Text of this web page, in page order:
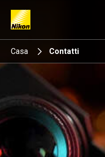
Search keyword(s)
Casa Contatti